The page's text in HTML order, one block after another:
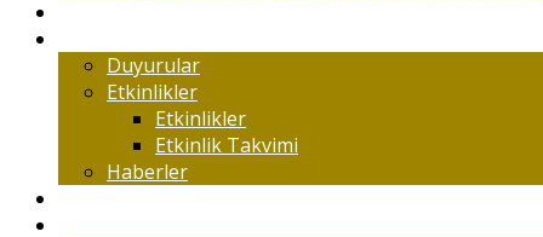
Duyurular
Etkinlikler
Etkinlikler
Etkinlik Takvimi
Haberler